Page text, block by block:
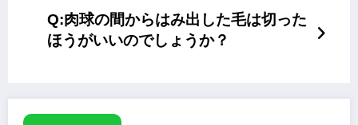
Q:肉球の間からはみ出した毛は切った
ほうがいいのでしょうか？